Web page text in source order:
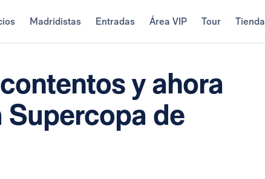
Madridistas Entradas Área VIP Tour Tienda
y ahora
Supercopa de